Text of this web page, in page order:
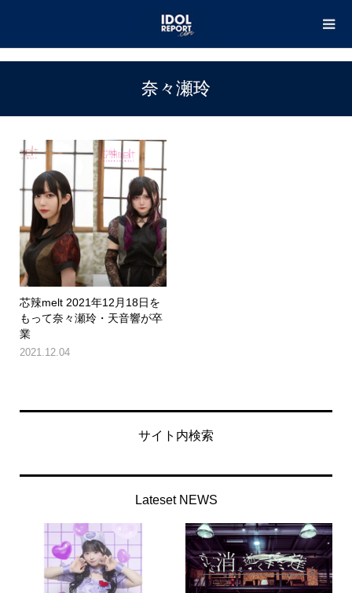
奈々瀬玲
芯辣melt 2021年12月18日を
もって奈々瀬玲・天音響が卒
業
2021.12.04
サイト内検索
Lateset NEWS